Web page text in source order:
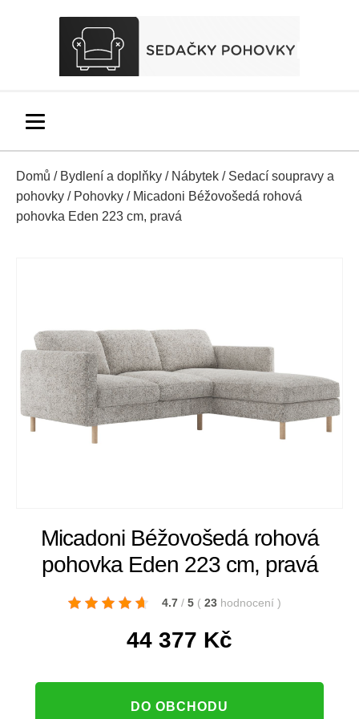
Domů / Bydlení a doplňky / Nábytek / Sedací soupravy a
pohovky / Pohovky / Micadoni Béžovošedá rohová
pohovka Eden 223 cm, pravá
Micadoni Béžovošedá rohová
pohovka Eden 223 cm, pravá
4.7 / 5 ( 23 hodnocení )
44 377 Kč
DO OBCHODU